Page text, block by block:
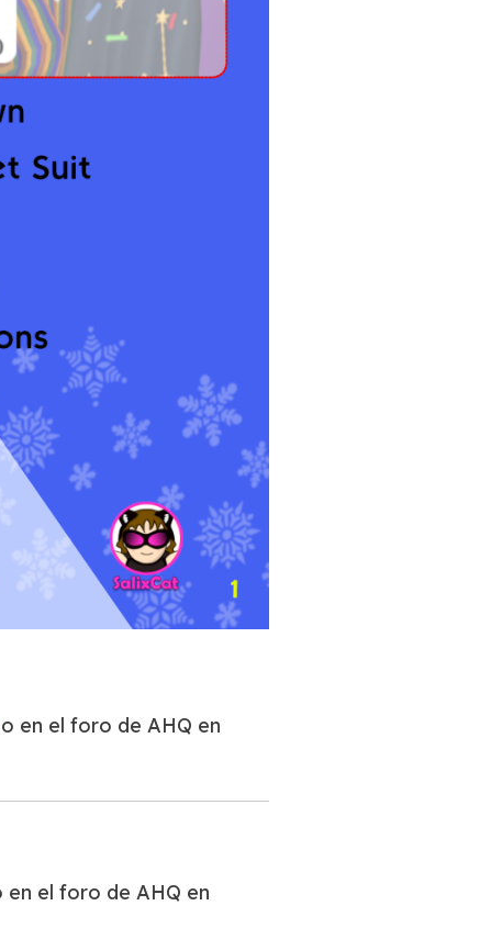
o en el foro de AHQ en
en el foro de AHQ en